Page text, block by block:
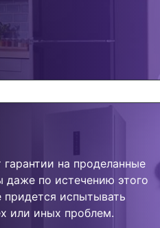
на проделанные
даже по истечению этого
испытывать
или иных проблем.